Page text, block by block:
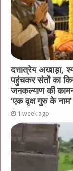
दत्तात्रेय अखाड़ा,
पहुंचकर संतों का
जनकल्याण की
‘एक वृक्ष गुरु के
1 week ago